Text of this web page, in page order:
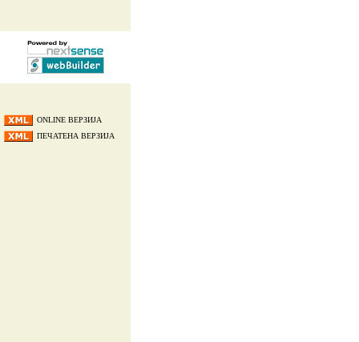
ONLINE ВЕРЗИЈА
ПЕЧАТЕНА ВЕРЗИЈА